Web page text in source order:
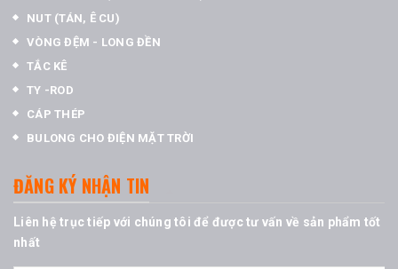
NUT (TÁN, Ê CU)
VÒNG ĐỆM - LONG ĐỀN
TẮC KÊ
TY -ROD
CÁP THÉP
BULONG CHO ĐIỆN MẶT TRỜI
ĐĂNG KÝ NHẬN TIN
Liên hệ trục tiếp với chúng tôi để được tư vấn về sản phẩm tốt
nhất